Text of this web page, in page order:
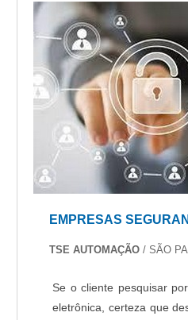
EMPRESAS
TSE AUTOMAÇÃO/ SÃO
Se o cliente pesquisar
eletrônica, certeza que